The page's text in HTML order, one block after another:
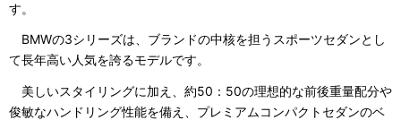
す。
BMWの3シリーズは、ブランドの中核を担うスポーツセダンとし
て長年高い人気を誇るモデルです。
美しいスタイリングに加え、約50：50の理想的な前後重量配分や
俊敏なハンドリング性能を備え、プレミアムコンパクトセダンのベ